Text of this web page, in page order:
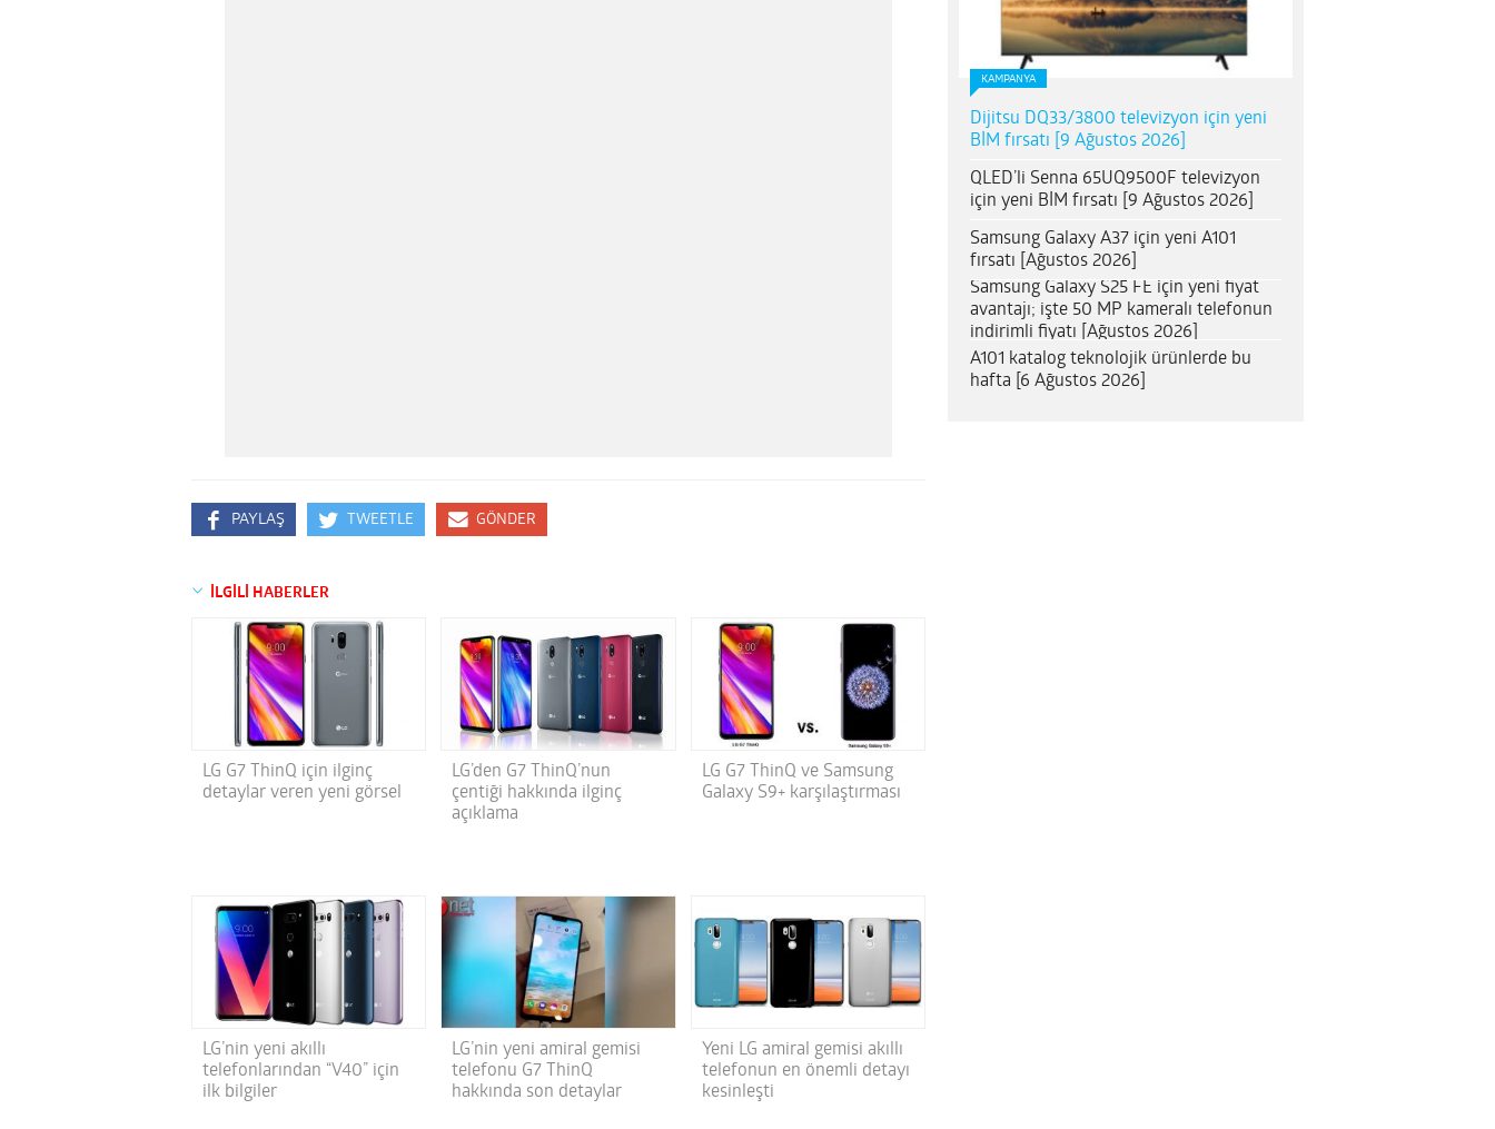
PAYLAŞ TWEETLE GÖNDER
İLGİLİ HABERLER
LG G7 ThinQ için ilginç
detaylar veren yeni görsel
LG’den G7 ThinQ’nun
çentiği hakkında ilginç
açıklama
LG G7 ThinQ ve Samsung
Galaxy S9+ karşılaştırması
LG’nin yeni akıllı
telefonlarından “V40” için
ilk bilgiler
LG’nin yeni amiral gemisi
telefonu G7 ThinQ
hakkında son detaylar
Yeni LG amiral gemisi akıllı
telefonun en önemli detayı
kesinleşti
KAMPANYA
Dijitsu DQ33/3800 televizyon için yeni
BİM fırsatı [9 Ağustos 2026]
QLED’li Senna 65UQ9500F televizyon
için yeni BİM fırsatı [9 Ağustos 2026]
Samsung Galaxy A37 için yeni A101
fırsatı [Ağustos 2026]
Samsung Galaxy S25 FE için yeni fiyat
avantajı; işte 50 MP kameralı telefonun
indirimli fiyatı [Ağustos 2026]
A101 katalog teknolojik ürünlerde bu
hafta [6 Ağustos 2026]